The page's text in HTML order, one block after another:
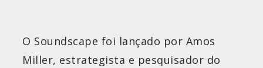
O Soundscape foi lançado por Amos
Miller, estrategista e pesquisador do